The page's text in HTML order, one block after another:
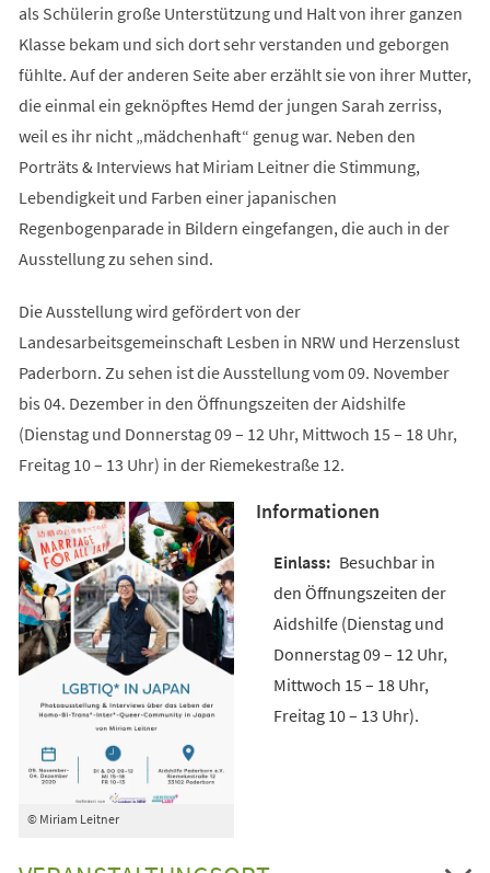
als Schülerin große Unterstützung und Halt von ihrer ganzen
Klasse bekam und sich dort sehr verstanden und geborgen
fühlte. Auf der anderen Seite aber erzählt sie von ihrer Mutter,
die einmal ein geknöpftes Hemd der jungen Sarah zerriss,
weil es ihr nicht „mädchenhaft“ genug war. Neben den
Porträts & Interviews hat Miriam Leitner die Stimmung,
Lebendigkeit und Farben einer japanischen
Regenbogenparade in Bildern eingefangen, die auch in der
Ausstellung zu sehen sind.
Die Ausstellung wird gefördert von der
Landesarbeitsgemeinschaft Lesben in NRW und Herzenslust
Paderborn. Zu sehen ist die Ausstellung vom 09. November
bis 04. Dezember in den Öffnungszeiten der Aidshilfe
(Dienstag und Donnerstag 09 – 12 Uhr, Mittwoch 15 – 18 Uhr,
Freitag 10 – 13 Uhr) in der Riemekestraße 12.
© Miriam Leitner
Informationen
Besuchbar in
den Öffnungszeiten der
Aidshilfe (Dienstag und
Donnerstag 09 – 12 Uhr,
Mittwoch 15 – 18 Uhr,
Freitag 10 – 13 Uhr).